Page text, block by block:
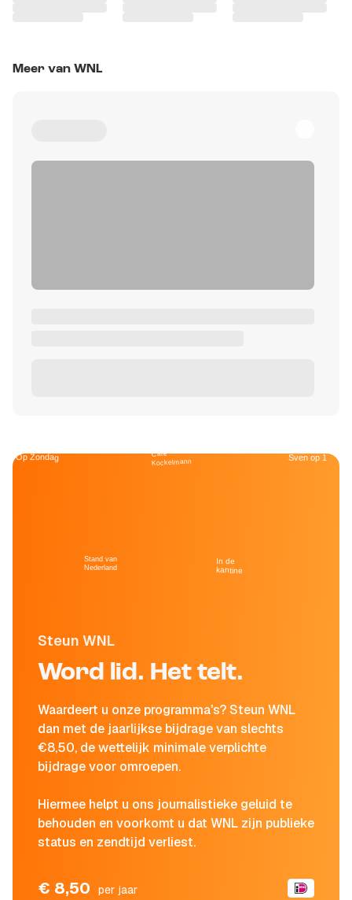
Meer van WNL
Steun WNL
Word lid. Het telt.
Waardeert u onze programma's? Steun WNL
dan met de jaarlijkse bijdrage van slechts
€8,50, de wettelijk minimale verplichte
bijdrage voor omroepen.
Hiermee helpt u ons journalistieke geluid te
behouden en voorkomt u dat WNL zijn publieke
status en zendtijd verliest.
€ 8,50 per jaar
Op Zondag
Stand van
Nederland
Café
Kockelmann
In de
kantine
Sven op 1